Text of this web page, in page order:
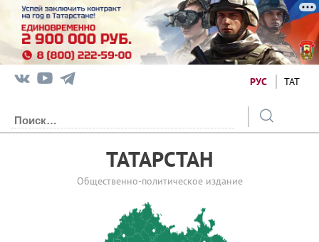
РУС ТАТ
ТАТАРСТАН
Общественно-политическое издание